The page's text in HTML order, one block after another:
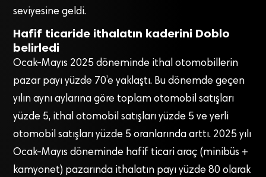
seviyesine geldi.
Hafif ticaride ithalatın kaderini Doblo
belirledi
Ocak-Mayıs 2025 dönemin­de ithal otomobillerin
pazar pa­yı yüzde 70’e yaklaştı. Bu dönem­de geçen
yılın aynı aylarına göre toplam otomobil satışları
yüzde 5, ithal otomobil satışları yüzde 5 ve yerli
otomobil satışları yüz­de 5 oranlarında arttı. 2025 yılı
Ocak-Mayıs döneminde hafif ti­cari araç (minibüs +
kamyonet) pazarında ithalatın payı yüzde 80 olarak